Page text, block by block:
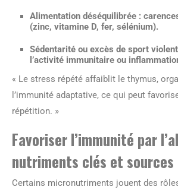
Alimentation déséquilibrée :
(zinc, vitamine D, fer, sélénium).
Sédentarité ou excès de sport
l’activité immunitaire ou
« Le stress répété affaiblit le thymus,
l’immunité adaptative, ce qui peut
répétition. »
Favoriser l’immunité par
nutriments clés et sources
Certains micronutriments jouent des